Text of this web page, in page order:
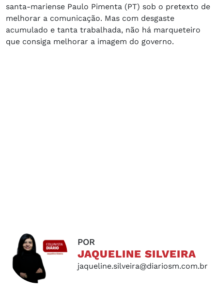
santa-mariense Paulo Pimenta (PT) sob o pretexto de
melhorar a comunicação. Mas com desgaste
acumulado e tanta trabalhada, não há marqueteiro
que consiga melhorar a imagem do governo.
POR
JAQUELINE SILVEIRA
jaqueline.silveira@diariosm.com.br